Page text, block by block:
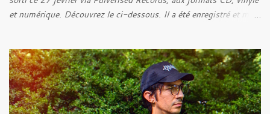
et numérique. Découvrez le ci-dessous. Il a été enregistré et mixé
Rebellion Against The Vile 05. Revenge From Beyond 06. The
Sense Of Fear